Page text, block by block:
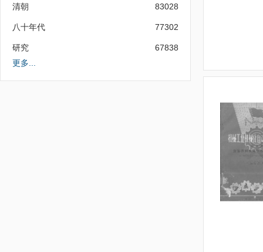
清朝 83028
八十年代 77302
研究
67838
更多...